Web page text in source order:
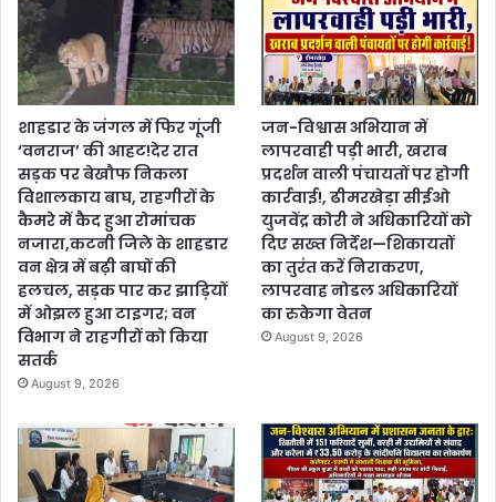
शाहडार के जंगल में फिर गूंजी
‘वनराज’ की आहट!देर रात
सड़क पर बेखौफ निकला
विशालकाय बाघ, राहगीरों के
कैमरे में कैद हुआ रोमांचक
नजारा,कटनी जिले के शाहडार
वन क्षेत्र में बढ़ी बाघों की
हलचल, सड़क पार कर झाड़ियों
में ओझल हुआ टाइगर; वन
विभाग ने राहगीरों को किया
सतर्क
August 9, 2026
जन-विश्वास अभियान में
लापरवाही पड़ी भारी, खराब
प्रदर्शन वाली पंचायतों पर होगी
कार्रवाई!, ढीमरखेड़ा सीईओ
युजवेंद्र कोरी ने अधिकारियों को
दिए सख्त निर्देश—शिकायतों
का तुरंत करें निराकरण,
लापरवाह नोडल अधिकारियों
का रुकेगा वेतन
August 9, 2026